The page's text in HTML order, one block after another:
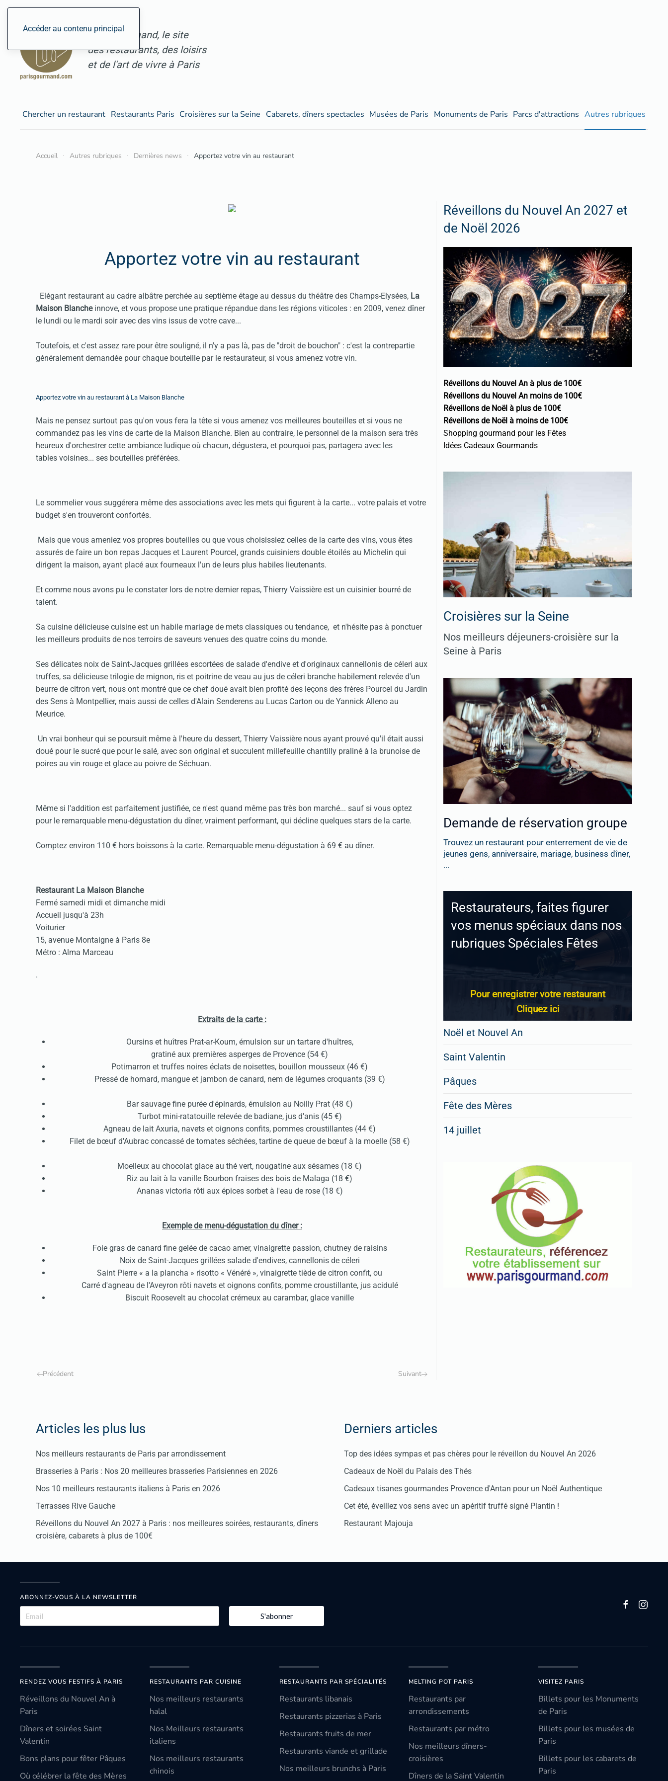
Accéder au contenu principal
ParisGourmand, le site
des restaurants, des loisirs
et de l'art de vivre à Paris
Chercher un restaurant Restaurants Paris Croisières sur la Seine Cabarets, dîners spectacles Musées de Paris Monuments de Paris Parcs d'attractions Autres rubriques
Accueil Autres rubriques Dernières news Apportez votre vin au restaurant
Apportez votre vin au restaurant
Elégant restaurant au cadre albâtre perchée au septième étage au dessus du théâtre des Champs-Elysées, La
Maison Blancheinnove, et vous propose une pratique répandue dans les régions viticoles : en 2009, venez dîner
le lundi ou le mardi soir avec des vins issus de votre cave...
Toutefois, et c'est assez rare pour être souligné, il n'y a pas là, pas de "droit de bouchon" : c'est la contrepartie
généralement demandée pour chaque bouteille par le restaurateur, si vous amenez votre vin.
Apportez votre vin au restaurant à La Maison Blanche
Mais ne pensez surtout pas qu'on vous fera la tête si vous amenez vos meilleures bouteilles et si vous ne
commandez pas les vins de carte de la Maison Blanche. Bien au contraire, le personnel de la maison sera très
heureux d'orchestrer cette ambiance ludique où chacun, dégustera, et pourquoi pas, partagera avec les
tables voisines... ses bouteilles préférées.
Le sommelier vous suggérera même des associations avec les mets qui figurent à la carte... votre palais et votre
budget s'en trouveront confortés.
Mais que vous ameniez vos propres bouteilles ou que vous choisissiez celles de la carte des vins, vous êtes
assurés de faire un bon repas Jacques et Laurent Pourcel, grands cuisiniers double étoilés au Michelin qui
dirigent la maison, ayant placé aux fourneaux l'un de leurs plus habiles lieutenants.
Et comme nous avons pu le constater lors de notre dernier repas, Thierry Vaissière est un cuisinier bourré de
talent.
Sa cuisine délicieuse cuisine est un habile mariage de mets classiques ou tendance, et n'hésite pas à ponctuer
les meilleurs produits de nos terroirs de saveurs venues des quatre coins du monde.
Ses délicates noix de Saint-Jacques grillées escortées de salade d'endive et d'originaux cannellonis de céleri aux
truffes, sa délicieuse trilogie de mignon, ris et poitrine de veau au jus de céleri branche habilement relevée d'un
beurre de citron vert, nous ont montré que ce chef doué avait bien profité des leçons des frères Pourcel du Jardin
des Sens à Montpellier, mais aussi de celles d'Alain Senderens au Lucas Carton ou de Yannick Alleno au
Meurice.
Un vrai bonheur qui se poursuit même à l'heure du dessert, Thierry Vaissière nous ayant prouvé qu'il était aussi
doué pour le sucré que pour le salé, avec son original et succulent millefeuille chantilly praliné à la brunoise de
poires au vin rouge et glace au poivre de Séchuan.
Même si l'addition est parfaitement justifiée, ce n'est quand même pas très bon marché... sauf si vous optez
pour le remarquable menu-dégustation du dîner, vraiment performant, qui décline quelques stars de la carte.
Comptez environ 110 € hors boissons à la carte. Remarquable menu-dégustation à 69 € au dîner.
Restaurant La Maison Blanche
Fermé samedi midi et dimanche midi
Accueil jusqu'à 23h
Voiturier
15, avenue Montaigne à Paris 8e
Métro : Alma Marceau
.
Extraits de la carte :
Oursins et huîtres Prat-ar-Koum, émulsion sur un tartare d'huîtres,
gratiné aux premières asperges de Provence (54 €)
Potimarron et truffes noires éclats de noisettes, bouillon mousseux (46 €)
Pressé de homard, mangue et jambon de canard, nem de légumes croquants (39 €)
Bar sauvage fine purée d'épinards, émulsion au Noilly Prat (48 €)
Turbot mini-ratatouille relevée de badiane, jus d'anis (45 €)
Agneau de lait Axuria, navets et oignons confits, pommes croustillantes (44 €)
Filet de bœuf d'Aubrac concassé de tomates séchées, tartine de queue de bœuf à la moelle (58 €)
Moelleux au chocolat glace au thé vert, nougatine aux sésames (18 €)
Riz au lait à la vanille Bourbon fraises des bois de Malaga (18 €)
Ananas victoria rôti aux épices sorbet à l'eau de rose (18 €)
Exemple de menu-dégustation du dîner :
Foie gras de canard fine gelée de cacao amer, vinaigrette passion, chutney de raisins
Noix de Saint-Jacques grillées salade d'endives, cannellonis de céleri
Saint Pierre « a la plancha » risotto « Vénéré », vinaigrette tiède de citron confit, ou
Carré d'agneau de l'Aveyron rôti navets et oignons confits, pomme croustillante, jus acidulé
Biscuit Roosevelt au chocolat crémeux au carambar, glace vanille
Précédent Suivant
Réveillons du Nouvel An 2027 et
de Noël 2026
Réveillons du Nouvel An à plus de 100€
Réveillons du Nouvel An moins de 100€
Réveillons de Noël à plus de 100€
Réveillons de Noël à moins de 100€
Shopping gourmand pour les Fêtes
Idées Cadeaux Gourmands
Croisières sur la Seine
Nos meilleurs déjeuners-croisière sur la
Seine à Paris
Demande de réservation groupe
Trouvez un restaurant pour enterrement de vie de
jeunes gens, anniversaire, mariage, business dîner,
...
Restaurateurs, faites figurer
vos menus spéciaux dans nos
rubriques Spéciales Fêtes
Pour enregistrer votre restaurant
Cliquez ici
Noël et Nouvel An
Saint Valentin
Pâques
Fête des Mères
14 juillet
Articles les plus lus
Nos meilleurs restaurants de Paris par arrondissement
Brasseries à Paris : Nos 20 meilleures brasseries Parisiennes en 2026
Nos 10 meilleurs restaurants italiens à Paris en 2026
Terrasses Rive Gauche
Réveillons du Nouvel An 2027 à Paris : nos meilleures soirées, restaurants, dîners
croisière, cabarets à plus de 100€
Derniers articles
Top des idées sympas et pas chères pour le réveillon du Nouvel An 2026
Cadeaux de Noël du Palais des Thés
Cadeaux tisanes gourmandes Provence d'Antan pour un Noël Authentique
Cet été, éveillez vos sens avec un apéritif truffé signé Plantin !
Restaurant Majouja
ABONNEZ-VOUS À LA NEWSLETTER
S'abonner
RENDEZ VOUS FESTIFS À PARIS
Réveillons du Nouvel An à
Paris
Dîners et soirées Saint
Valentin
Bons plans pour fêter Pâques
Où célébrer la fête des Mères
RESTAURANTS PAR CUISINE
Nos meilleurs restaurants
halal
Nos Meilleurs restaurants
italiens
Nos meilleurs restaurants
chinois
RESTAURANTS PAR SPÉCIALITÉS
Restaurants libanais
Restaurants pizzerias à Paris
Restaurants fruits de mer
Restaurants viande et grillade
Nos meilleurs brunchs à Paris
MELTING POT PARIS
Restaurants par
arrondissements
Restaurants par métro
Nos meilleurs dîners-
croisières
Dîners de la Saint Valentin
VISITEZ PARIS
Billets pour les Monuments
de Paris
Billets pour les musées de
Paris
Billets pour les cabarets de
Paris